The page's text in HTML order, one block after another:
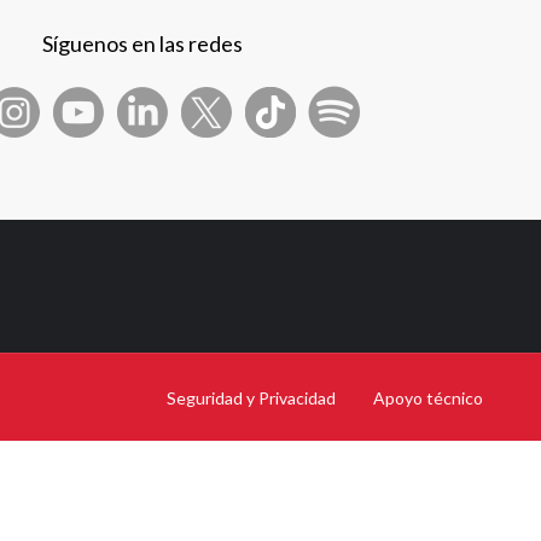
Síguenos en las redes
Seguridad y Privacidad Apoyo técnico